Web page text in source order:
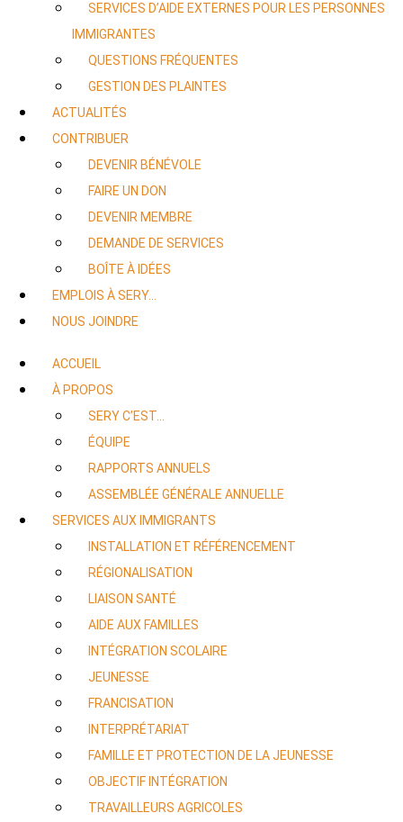
SERVICES D’AIDE EXTERNES POUR LES PERSONNES
IMMIGRANTES
QUESTIONS FRÉQUENTES
GESTION DES PLAINTES
ACTUALITÉS
CONTRIBUER
DEVENIR BÉNÉVOLE
FAIRE UN DON
DEVENIR MEMBRE
DEMANDE DE SERVICES
BOÎTE À IDÉES
EMPLOIS À SERY…
NOUS JOINDRE
ACCUEIL
À PROPOS
SERY C’EST…
ÉQUIPE
RAPPORTS ANNUELS
ASSEMBLÉE GÉNÉRALE ANNUELLE
SERVICES AUX IMMIGRANTS
INSTALLATION ET RÉFÉRENCEMENT
RÉGIONALISATION
LIAISON SANTÉ
AIDE AUX FAMILLES
INTÉGRATION SCOLAIRE
JEUNESSE
FRANCISATION
INTERPRÉTARIAT
FAMILLE ET PROTECTION DE LA JEUNESSE
OBJECTIF INTÉGRATION
TRAVAILLEURS AGRICOLES